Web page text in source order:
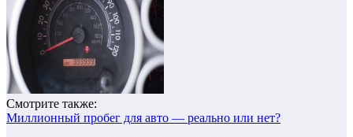
Смотрите также:
Миллионный пробег для авто — реально или нет?